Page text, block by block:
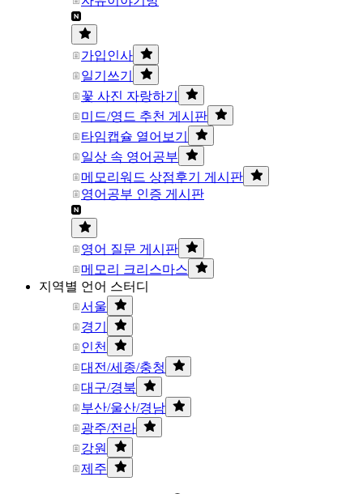
가입인사
일기쓰기
꽃 사진 자랑하기
미드/영드 추천 게시판
타임캡슐 열어보기
일상 속 영어공부
메모리워드 상점후기 게시판
영어공부 인증 게시판
영어 질문 게시판
메모리 크리스마스
지역별 언어 스터디
서울
경기
인천
대전/세종/충청
대구/경북
부산/울산/경남
광주/전라
강원
제주